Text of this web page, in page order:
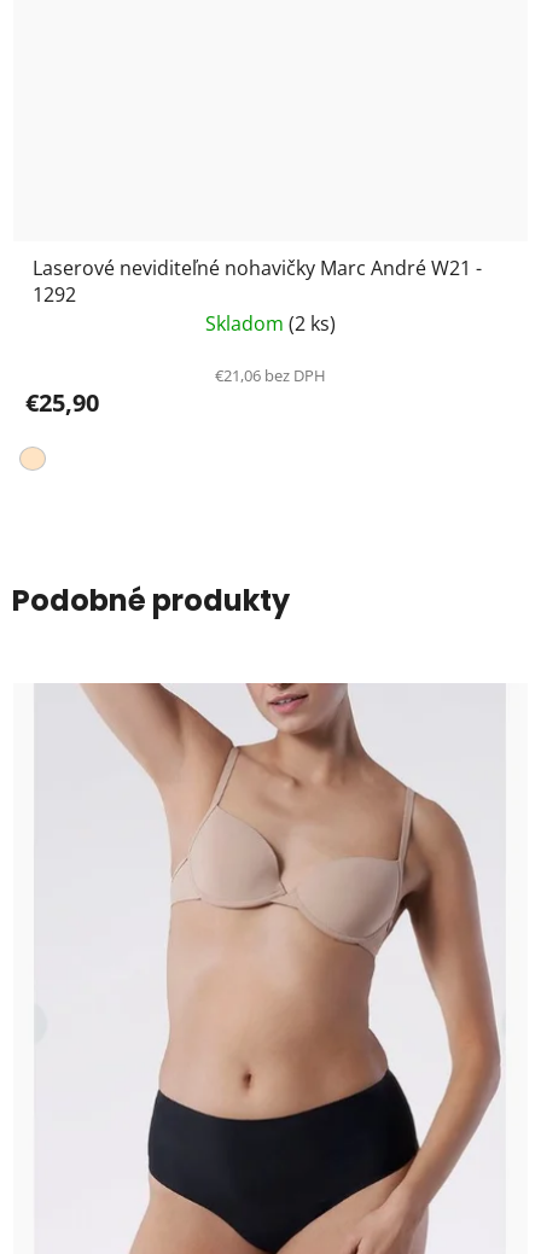
Laserové neviditeľné nohavičky Marc André W21 -
1292
Skladom (2 ks)
€21,06 bez DPH
€25,90
Podobné produkty